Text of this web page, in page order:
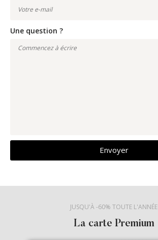
Une question ?
Envoyer
JUSQU'À -60% TOUTE L'ANNÉE
La carte Premium